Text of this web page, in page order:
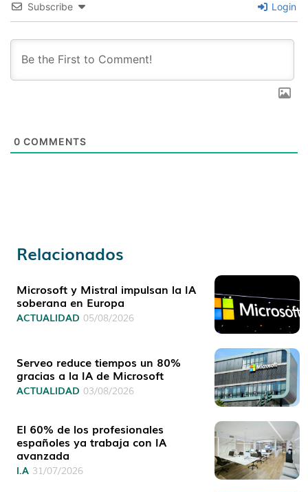
Subscribe Login
0 COMMENTS
Relacionados
Microsoft y Mistral impulsan la IA
soberana en Europa
ACTUALIDAD 05/08/2026
Serveo reduce tiempos un 80%
gracias a la IA de Microsoft
ACTUALIDAD 03/08/2026
El 60% de los profesionales
españoles ya trabaja con IA
avanzada
I.A 31/07/2026